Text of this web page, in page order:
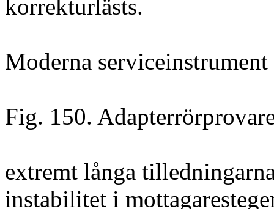
korrekturlästs.
Moderna serviceinstrument
Fig. 150.
extremt långa
instabilitet i